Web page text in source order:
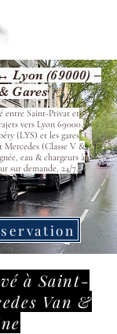
Lyon (69000) –
Gares
entre Saint-Privat et
vers Lyon 69000,
(LYS) et les gares
(Classe V &
eau & chargeurs à
sur demande, 24/7.
à Saint-
Van &